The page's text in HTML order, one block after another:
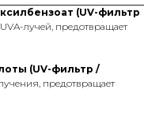
(UV-фильтр
лучей, предотвращает
(UV-фильтр /
предотвращает